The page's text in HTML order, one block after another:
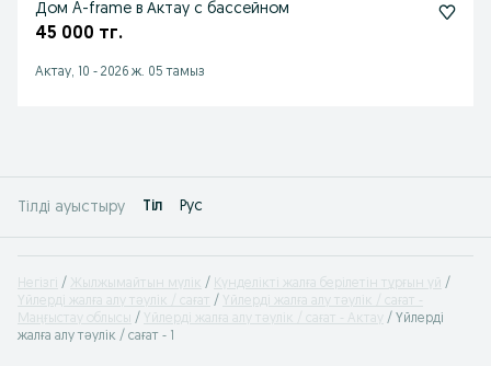
Дом A-frame в Актау с бассейном
45 000 тг.
Актау, 10 - 2026 ж. 05 тамыз
Тілді ауыстыру Tіл Рус
Негізгі Жылжымайтын мүлік
Күнделікті жалға берілетін тұрғын үй
Үйлерді жалға алу тәулік / сағат
Үйлерді жалға алу тәулік / сағат -
Маңғыстау облысы
Үйлерді жалға алу тәулік / сағат - Актау
Үйлерді
жалға алу тәулік / сағат - 1